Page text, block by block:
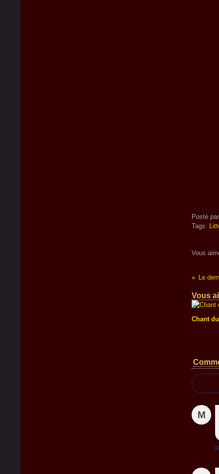
Posté
Tags:
Vous
Le
Vous
Chant
M